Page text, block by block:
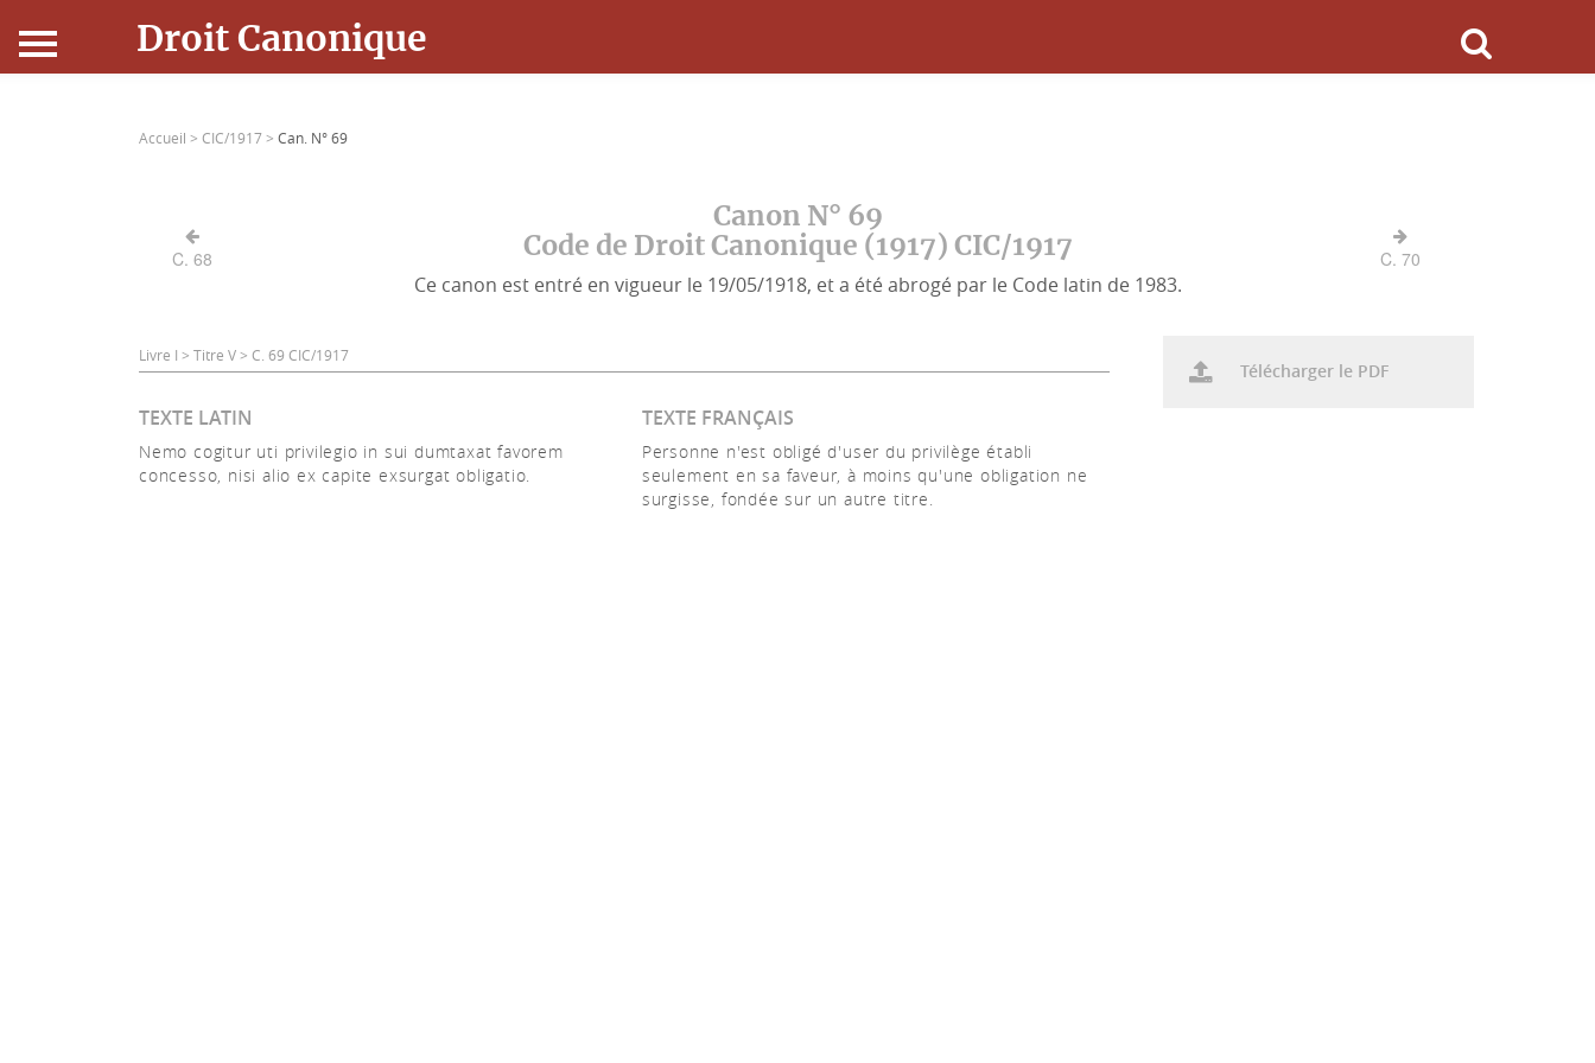
Droit Canonique
Connexion
Accueil > CIC/1917 > Can. N° 69
C. 68
Canon N° 69
Code de Droit Canonique (1917) CIC/1917
Ce canon est entré en vigueur le 19/05/1918, et a été abrogé par le Code latin de 1983.
C. 70
Livre I > Titre V > C. 69 CIC/1917
TEXTE LATIN
Nemo cogitur uti privilegio in sui dumtaxat favorem
concesso, nisi alio ex capite exsurgat obligatio.
TEXTE FRANÇAIS
Personne n'est obligé d'user du privilège établi
seulement en sa faveur, à moins qu'une obligation ne
surgisse, fondée sur un autre titre.
Télécharger le PDF